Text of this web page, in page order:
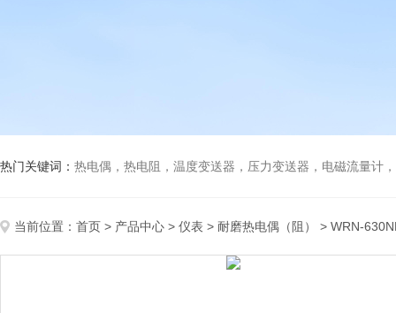
热门关键词： 热电偶，热电阻，温度变送器，压力变送器，电磁流量计，
当前位置： 首页 > 产品中心 > 仪表 > 耐磨热电偶（阻） > WRN-